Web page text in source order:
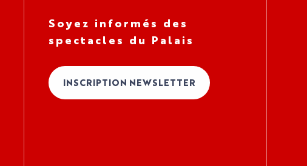
Soyez informés des
spectacles du Palais
INSCRIPTION NEWSLETTER